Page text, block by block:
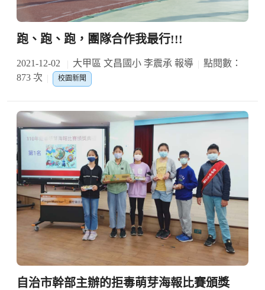
跑、跑、跑，團隊合作我最行!!!
2021-12-02 大甲區 文昌國小 李震承 報導
點閱數：
873 次
校園新聞
自治市幹部主辦的拒毒萌芽海報比賽頒獎